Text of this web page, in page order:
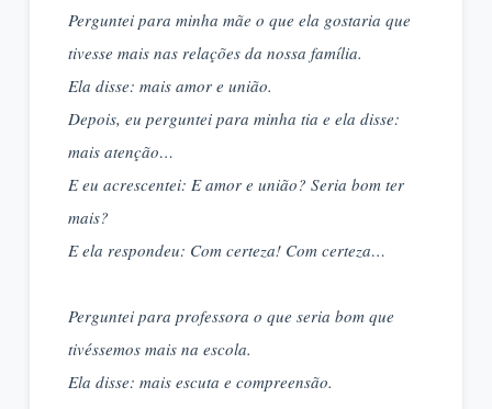
Perguntei para minha mãe o que ela gostaria que
tivesse mais nas relações da nossa família.
Ela disse: mais amor e união.
Depois, eu perguntei para minha tia e ela disse:
mais atenção…
E eu acrescentei: E amor e união? Seria bom ter
mais?
E ela respondeu: Com certeza! Com certeza…
Perguntei para professora o que seria bom que
tivéssemos mais na escola.
Ela disse: mais escuta e compreensão.